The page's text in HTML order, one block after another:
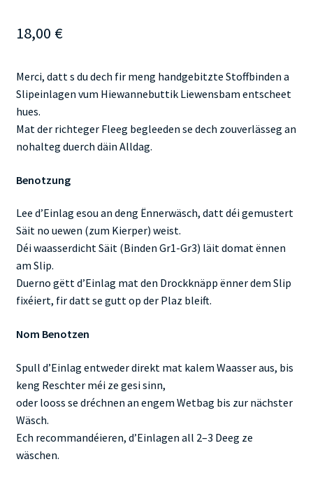
18,00 €
Merci, datt s du dech fir meng handgebitzte Stoffbinden a
Slipeinlagen vum Hiewannebuttik Liewensbam entscheet
hues.
Mat der richteger Fleeg begleeden se dech zouverlässeg an
nohalteg duerch däin Alldag.
Benotzung
Lee d’Einlag esou an deng Ënnerwäsch, datt déi gemustert
Säit no uewen (zum Kierper) weist.
Déi waasserdicht Säit (Binden Gr1-Gr3) läit domat ënnen
am Slip.
Duerno gëtt d’Einlag mat den Drockknäpp ënner dem Slip
fixéiert, fir datt se gutt op der Plaz bleift.
Nom Benotzen
Spull d’Einlag entweder direkt mat kalem Waasser aus, bis
keng Reschter méi ze gesi sinn,
oder looss se dréchnen an engem Wetbag bis zur nächster
Wäsch.
Ech recommandéieren, d’Einlagen all 2–3 Deeg ze
wäschen.